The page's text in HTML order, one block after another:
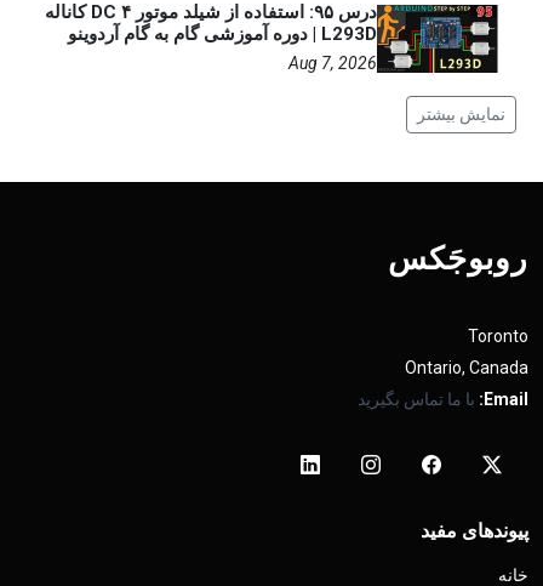
درس ۹۵: استفاده از شیلد موتور DC ۴ کاناله
L293D | دوره آموزشی گام به گام آردوینو
Aug 7, 2026
نمایش بیشتر
روبوجَکس
Toronto
Ontario, Canada
Email: با ما تماس بگیرید
پیوندهای مفید
خانه